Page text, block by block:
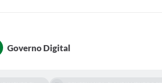
Governo Digital